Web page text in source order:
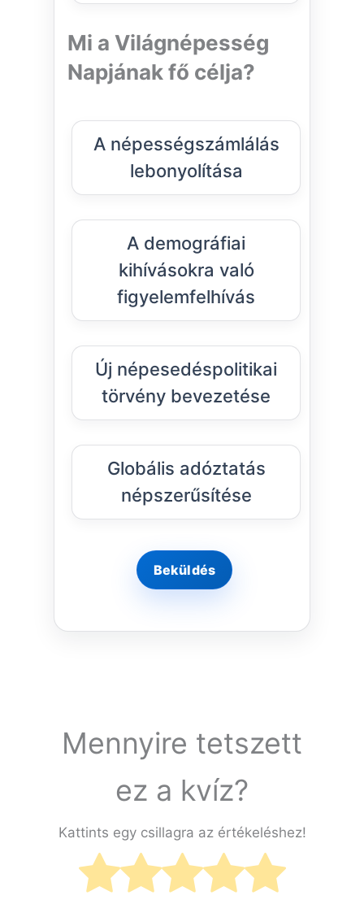
Mi a Világnépesség
Napjának fő célja?
A népességszámlálás
lebonyolítása
A demográfiai
kihívásokra való
figyelemfelhívás
Új népesedéspolitikai
törvény bevezetése
Globális adóztatás
népszerűsítése
Mennyire tetszett
ez a kvíz?
Kattints egy csillagra az értékeléshez!